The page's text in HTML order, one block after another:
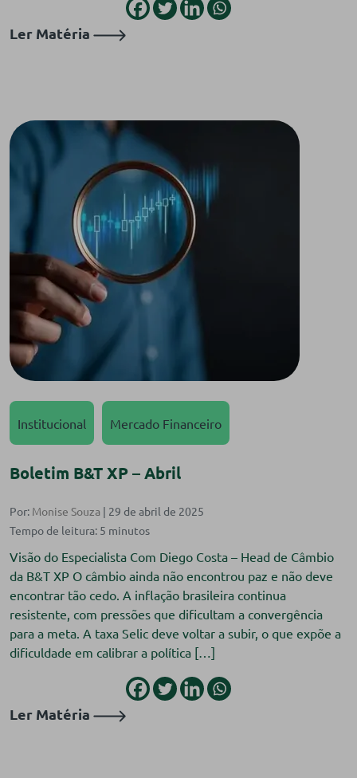
Ler Matéria
Institucional Mercado Financeiro
Boletim B&T XP – Abril
Por: Monise Souza | 29 de abril de 2025
Visão do Especialista Com Diego Costa – Head de Câmbio
da B&T XP O câmbio ainda não encontrou paz e não deve
encontrar tão cedo. A inflação brasileira continua
resistente, com pressões que dificultam a convergência
para a meta. A taxa Selic deve voltar a subir, o que expõe a
dificuldade em calibrar a política […]
Ler Matéria